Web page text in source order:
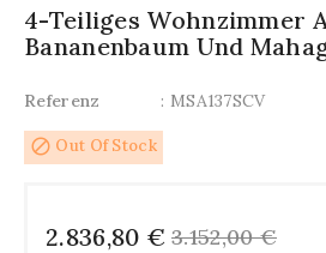
4-Teiliges Wohnzimmer
Bananenbaum Und
Referenz : MSA137SCV
block Out Of Stock
2.836,80 € 3.152,00 €